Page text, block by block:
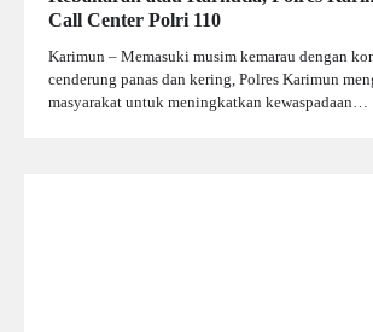
Call Center Polri 110
Karimun – Memasuki musim kemarau dengan
cenderung panas dan kering, Polres Karimun
masyarakat untuk meningkatkan kewaspadaan…